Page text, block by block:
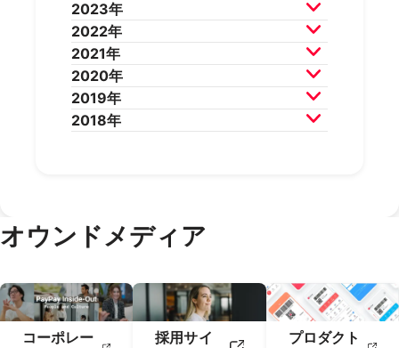
2026年3月 2026年2月
2025年10月2025年9月
2025年8月 2025年7月
2025年6月
2025年4月
2025年2月
2024年12月2024年11月
2024年10月2024年9月
2024年8月 2024年7月
2024年6月
2024年4月
2024年2月
2023年
2023年12月2023年11月
2023年10月2023年9月
2023年8月 2023年7月
2023年6月
2023年4月
2022年
2022年12月2022年11月
2022年10月2022年9月
2022年8月 2022年7月
2022年6月
2021年
2021年12月2021年11月
2021年10月2021年9月
2021年8月 2021年7月
2020年
2020年12月2020年11月
2020年10月2020年9月
2019年
2019年12月2019年11月
2019年2月
2019年1月
2018年
オウンドメディア
コーポレー
採用サイ
プロダクト